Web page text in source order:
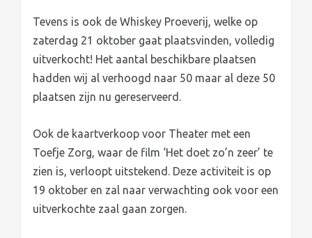
Tevens is ook de Whiskey Proeverij, welke op
zaterdag 21 oktober gaat plaatsvinden, volledig
uitverkocht! Het aantal beschikbare plaatsen
hadden wij al verhoogd naar 50 maar al deze 50
plaatsen zijn nu gereserveerd.
Ook de kaartverkoop voor Theater met een
Toefje Zorg, waar de film ‘Het doet zo’n zeer’ te
zien is, verloopt uitstekend. Deze activiteit is op
19 oktober en zal naar verwachting ook voor een
uitverkochte zaal gaan zorgen.